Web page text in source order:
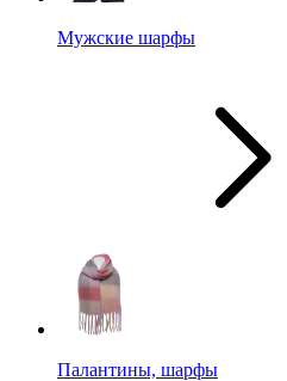
Мужские шарфы
Палантины, шарфы